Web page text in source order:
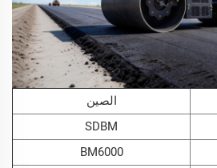
الصين
SDBM
BM6000